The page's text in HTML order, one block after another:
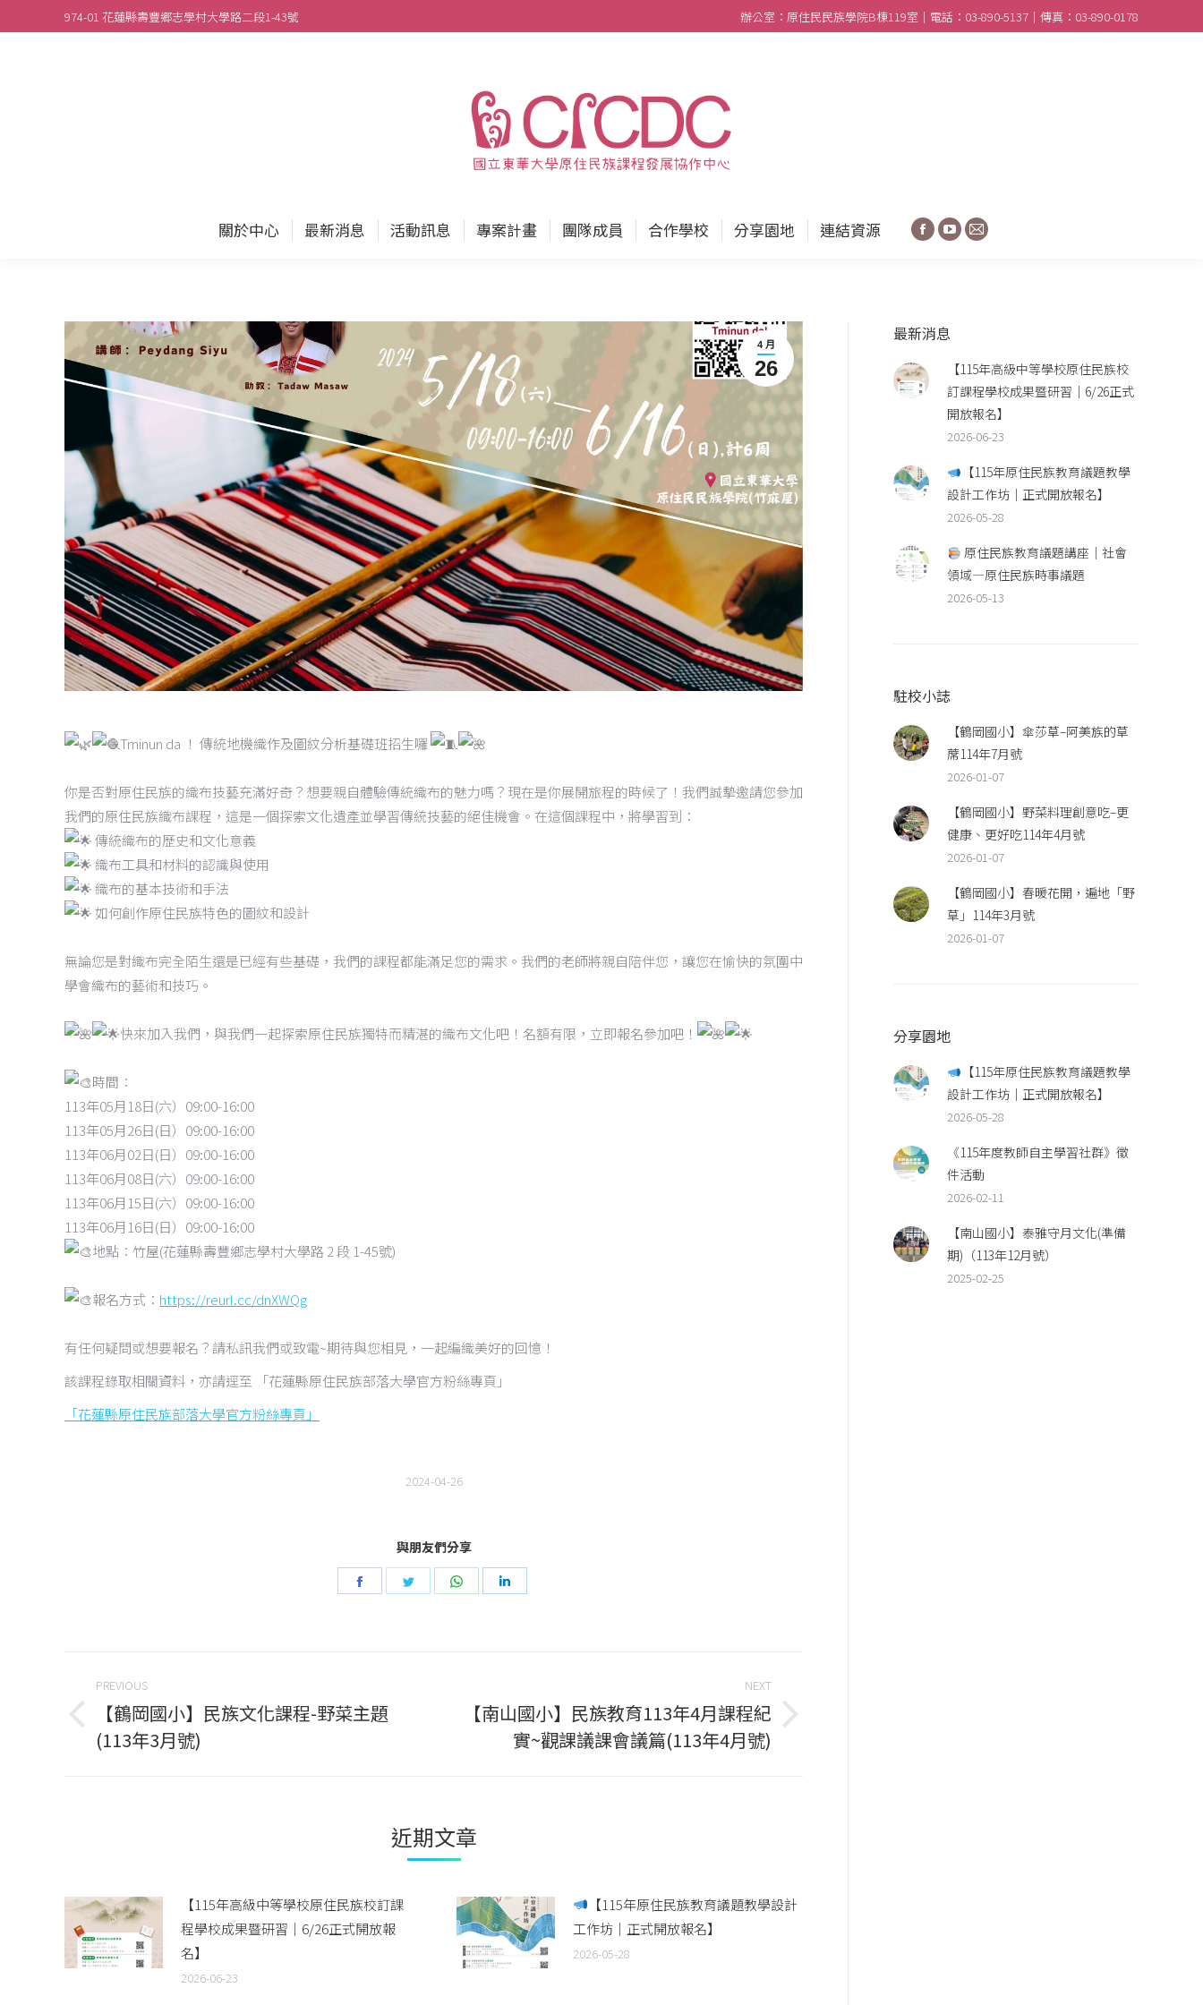
974-01 花蓮縣壽豐鄉志學村大學路二段1-43號 辦公室：原住民民族學院B棟119室｜電話：03-890-5137｜傳真：03-890-0178
關於中心 最新消息 活動訊息 專案計畫 團隊成員 合作學校 分享園地 連結資源 Facebook
YouTube
Mail
4 月
26
Tminun da ！ 傳統地機織作及圖紋分析基礎班招生囉
你是否對原住民族的織布技藝充滿好奇？想要親自體驗傳統織布的魅力嗎？現在是你展開旅程的時候了！我們誠摯邀請您參加
我們的原住民族織布課程，這是一個探索文化遺產並學習傳統技藝的絕佳機會。在這個課程中，將學習到：
傳統織布的歷史和文化意義
織布工具和材料的認識與使用
織布的基本技術和手法
如何創作原住民族特色的圖紋和設計
無論您是對織布完全陌生還是已經有些基礎，我們的課程都能滿足您的需求。我們的老師將親自陪伴您，讓您在愉快的氛圍中
學會織布的藝術和技巧。
快來加入我們，與我們一起探索原住民族獨特而精湛的織布文化吧！名額有限，立即報名參加吧！
時間：
113年05月18日(六）09:00-16:00
113年05月26日(日）09:00-16:00
113年06月02日(日）09:00-16:00
113年06月08日(六）09:00-16:00
113年06月15日(六）09:00-16:00
113年06月16日(日）09:00-16:00
地點：竹屋(花蓮縣壽豐鄉志學村大學路 2 段 1-45號)
報名方式： https://reurl.cc/dnXWQg
有任何疑問或想要報名？請私訊我們或致電~期待與您相見，一起編織美好的回憶！
該課程錄取相關資料，亦請逕至 「花蓮縣原住民族部落大學官方粉絲專頁」
「花蓮縣原住民族部落大學官方粉絲專頁」
2024-04-26
與朋友們分享
Share
Share
Share
Post
navigation
PREVIOUS
Previous
post:
【鶴岡國小】民族文化課程-野菜主題
(113年3月號)
NEXT
Next
【南山國小】民族教育113年4月課程紀
實~觀課議課會議篇(113年4月號)
近期文章
【115年高級中等學校原住民族校訂課
程學校成果暨研習｜6/26正式開放報
名】
2026-06-23
【115年原住民族教育議題教學設計
工作坊｜正式開放報名】
2026-05-28
最新消息
【115年高級中等學校原住民族校
訂課程學校成果暨研習｜6/26正式
開放報名】
2026-06-23
【115年原住民族教育議題教學
設計工作坊｜正式開放報名】
2026-05-28
原住民族教育議題講座｜社會
領域—原住民族時事議題
2026-05-13
駐校小誌
【鶴岡國小】傘莎草–阿美族的草
蓆114年7月號
2026-01-07
【鶴岡國小】野菜料理創意吃–更
健康、更好吃114年4月號
2026-01-07
【鶴岡國小】春暖花開，遍地「野
草」114年3月號
2026-01-07
分享園地
【115年原住民族教育議題教學
設計工作坊｜正式開放報名】
2026-05-28
《115年度教師自主學習社群》徵
件活動
2026-02-11
【南山國小】泰雅守月文化(準備
期)（113年12月號）
2025-02-25
關於中心 最新消息 活動訊息 專案計畫 團隊成員 合作學校 分享園地 連結資源